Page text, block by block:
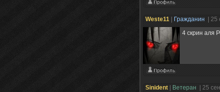
Weste11 Гражданин
|
4 скрин аля
Sinident Ветеран
| 25